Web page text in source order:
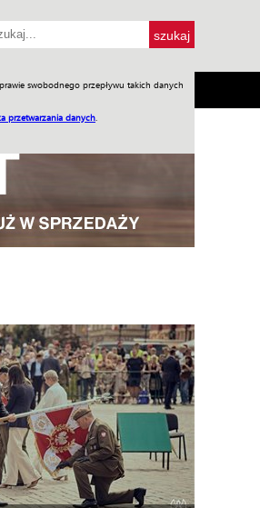
swobodnego przepływu takich danych
przetwarzania danych
Praca w WIW